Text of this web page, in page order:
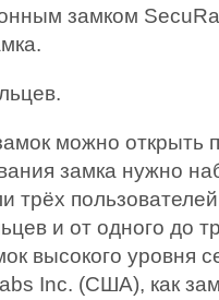
замком
можно открыть
замка нужно
трёх
и от одного до
уровня
Inc. (США), как